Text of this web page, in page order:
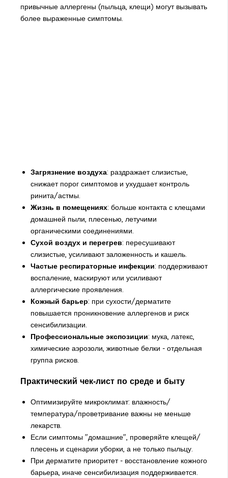
привычные аллергены (пыльца, клещи) могут вызывать
более выраженные симптомы.
Загрязнение воздуха: раздражает слизистые,
снижает порог симптомов и ухудшает контроль
ринита/астмы.
Жизнь в помещениях: больше контакта с клещами
домашней пыли, плесенью, летучими
органическими соединениями.
Сухой воздух и перегрев: пересушивают
слизистые, усиливают заложенность и кашель.
Частые респираторные инфекции: поддерживают
воспаление, маскируют или усиливают
аллергические проявления.
Кожный барьер: при сухости/дерматите
повышается проникновение аллергенов и риск
сенсибилизации.
Профессиональные экспозиции: мука, латекс,
химические аэрозоли, животные белки - отдельная
группа рисков.
Практический чек‑лист по среде и быту
Оптимизируйте микроклимат: влажность/
температура/проветривание важны не меньше
лекарств.
Если симптомы "домашние", проверяйте клещей/
плесень и сценарии уборки, а не только пыльцу.
При дерматите приоритет - восстановление кожного
барьера, иначе сенсибилизация поддерживается.